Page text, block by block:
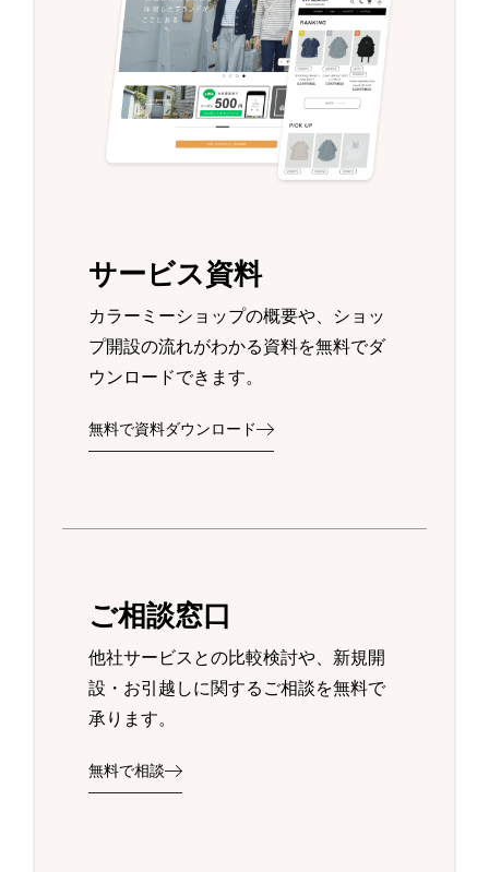
サービス資料
カラーミーショップの概要や、ショッ
プ開設の流れがわかる資料を無料でダ
ウンロードできます。
無料で資料ダウンロード
ご相談窓口
他社サービスとの比較検討や、新規開
設・お引越しに関するご相談を無料で
承ります。
無料で相談